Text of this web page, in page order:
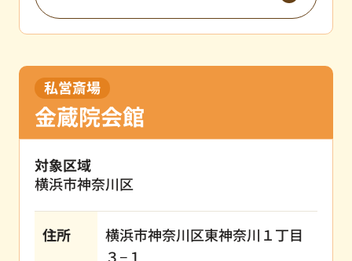
私営斎場
金蔵院会館
対象区域
横浜市神奈川区
住所
横浜市神奈川区東神奈川１丁目
３−１